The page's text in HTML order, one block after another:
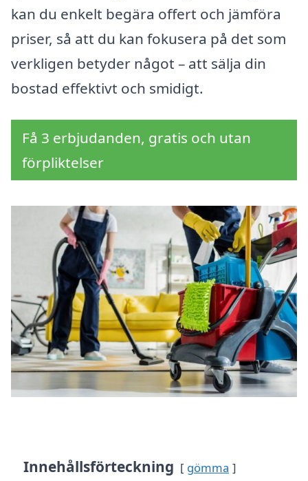
kan du enkelt begära offert och jämföra
priser, så att du kan fokusera på det som
verkligen betyder något – att sälja din
bostad effektivt och smidigt.
Få 3 erbjudanden, gratis och utan
förpliktelser
Innehållsförteckning gömma